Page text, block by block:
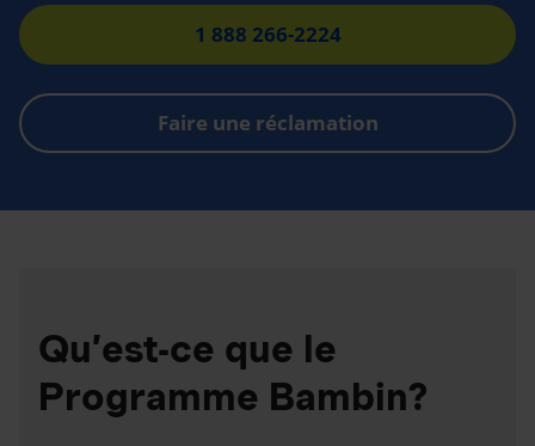
1 888 266-2224
Faire une réclamation
Qu’est-ce que le
Programme Bambin?